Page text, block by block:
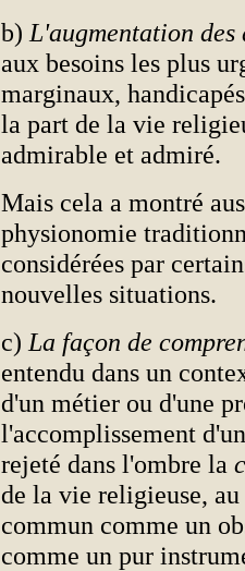
b) L'augmentation des
aux besoins les plus
marginaux,
la part de la vie
admirable et admiré.
Mais cela a montré
physionomie
considérées par
nouvelles situations.
c) La façon de
entendu dans un
d'un métier ou d'une
l'accomplissement
rejeté dans l'ombre la
de la vie religieuse,
commun comme un
comme un pur